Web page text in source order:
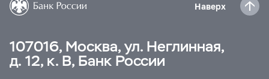
Наверх
107016, Москва, ул. Неглинная,
д. 12, к. В, Банк России